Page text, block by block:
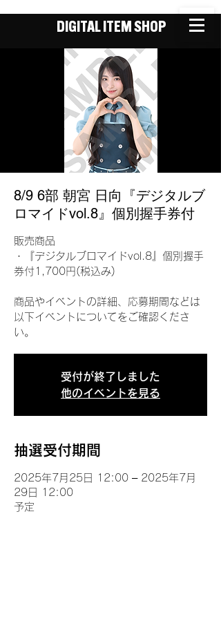
DIGITAL ITEM SHOP
8/9 6部 朝宮 日向『デジタルブ
ロマイドvol.8』個別握手券付
販売商品
・『デジタルブロマイドvol.8』個別握手
券付1,700円(税込み)
商品やイベントの詳細、応募期間などは
以下イベントについてをご確認くださ
い。
受付が終了しました
他のイベントを見る
抽選受付期間
2025年7月25日 12:00 – 2025年7月
29日 12:00
予定